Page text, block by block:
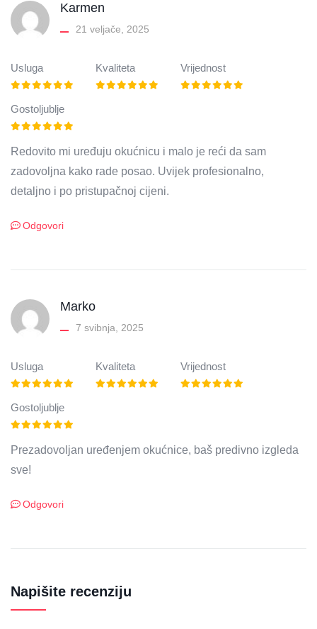
Karmen
21 veljače, 2025
Usluga Kvaliteta Vrijednost
Gostoljublje
Redovito mi uređuju okućnicu i malo je reći da sam
zadovoljna kako rade posao. Uvijek profesionalno,
detaljno i po pristupačnoj cijeni.
Odgovori
Marko
7 svibnja, 2025
Usluga Kvaliteta Vrijednost
Gostoljublje
Prezadovoljan uređenjem okućnice, baš predivno izgleda
sve!
Odgovori
Napišite recenziju